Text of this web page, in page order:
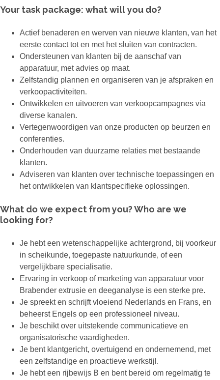
Your task package: what will you do?
Actief benaderen en werven van nieuwe klanten, van het
eerste contact tot en met het sluiten van contracten.
Ondersteunen van klanten bij de aanschaf van
apparatuur, met advies op maat.
Zelfstandig plannen en organiseren van je afspraken en
verkoopactiviteiten.
Ontwikkelen en uitvoeren van verkoopcampagnes via
diverse kanalen.
Vertegenwoordigen van onze producten op beurzen en
conferenties.
Onderhouden van duurzame relaties met bestaande
klanten.
Adviseren van klanten over technische toepassingen en
het ontwikkelen van klantspecifieke oplossingen.
What do we expect from you? Who are we
looking for?
Je hebt een wetenschappelijke achtergrond, bij voorkeur
in scheikunde, toegepaste natuurkunde, of een
vergelijkbare specialisatie.
Ervaring in verkoop of marketing van apparatuur voor
Brabender extrusie en deeganalyse is een sterke pre.
Je spreekt en schrijft vloeiend Nederlands en Frans, en
beheerst Engels op een professioneel niveau.
Je beschikt over uitstekende communicatieve en
organisatorische vaardigheden.
Je bent klantgericht, overtuigend en ondernemend, met
een zelfstandige en proactieve werkstijl.
Je hebt een rijbewijs B en bent bereid om regelmatig te